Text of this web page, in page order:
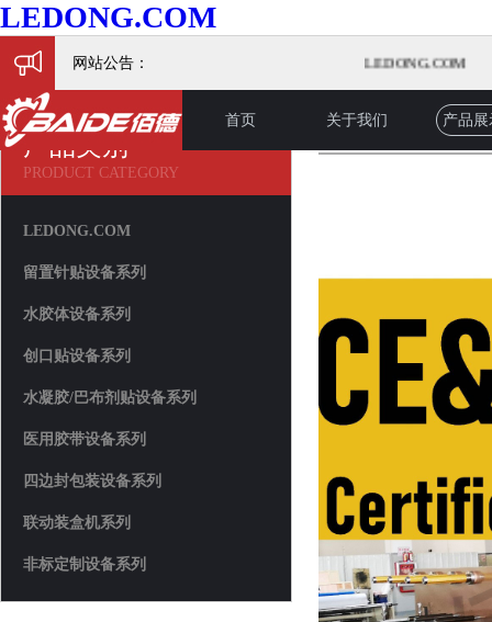
LEDONG.COM
首页 关于我们 产品展
网站公告： LEDONG.COM
产品类别
PRODUCT CATEGORY
LEDONG.COM
留置针贴设备系列
水胶体设备系列
创口贴设备系列
水凝胶/巴布剂贴设备系列
医用胶带设备系列
四边封包装设备系列
联动装盒机系列
非标定制设备系列
产品展示